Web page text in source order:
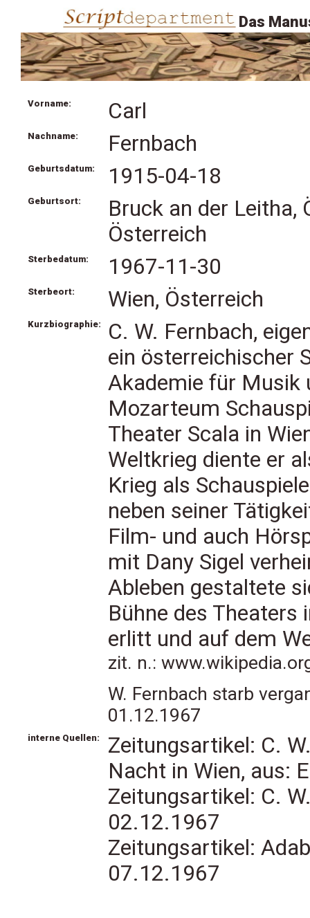
Das
Vorname: Carl
Nachname: Fernbach
Geburtsdatum: 1915-04-18
Geburtsort:
Bruck an der Leitha,
Österreich
Sterbedatum: 1967-11-30
Sterbeort: Wien, Österreich
Kurzbiographie:
C. W. Fernbach,
ein österreichischer
Akademie für Musik
Mozarteum
Theater Scala in
Weltkrieg diente er
Krieg als
neben seiner
Film- und auch
mit Dany Sigel
Ableben gestaltete
Bühne des
erlitt und auf dem
zit. n.:
W. Fernbach starb
01.12.1967
interne Quellen:
Zeitungsartikel: C.
Nacht in Wien, aus:
Zeitungsartikel: C.
02.12.1967
Zeitungsartikel:
07.12.1967